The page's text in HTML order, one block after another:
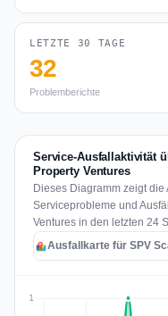
LETZTE 30 TAGE
32
Problemberichte
Service-Ausfallaktivität
Property Ventures
Dieses Diagramm zeigt
Serviceprobleme und
Ventures in den letzten 24
Ausfallkarte für SPV